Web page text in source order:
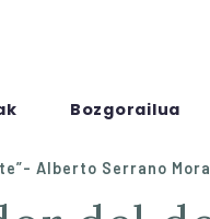
Bozgorailua
Alberto Serrano Mora